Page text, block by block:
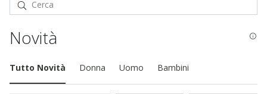
Novità
Tutto Novità Donna Uomo Bambini